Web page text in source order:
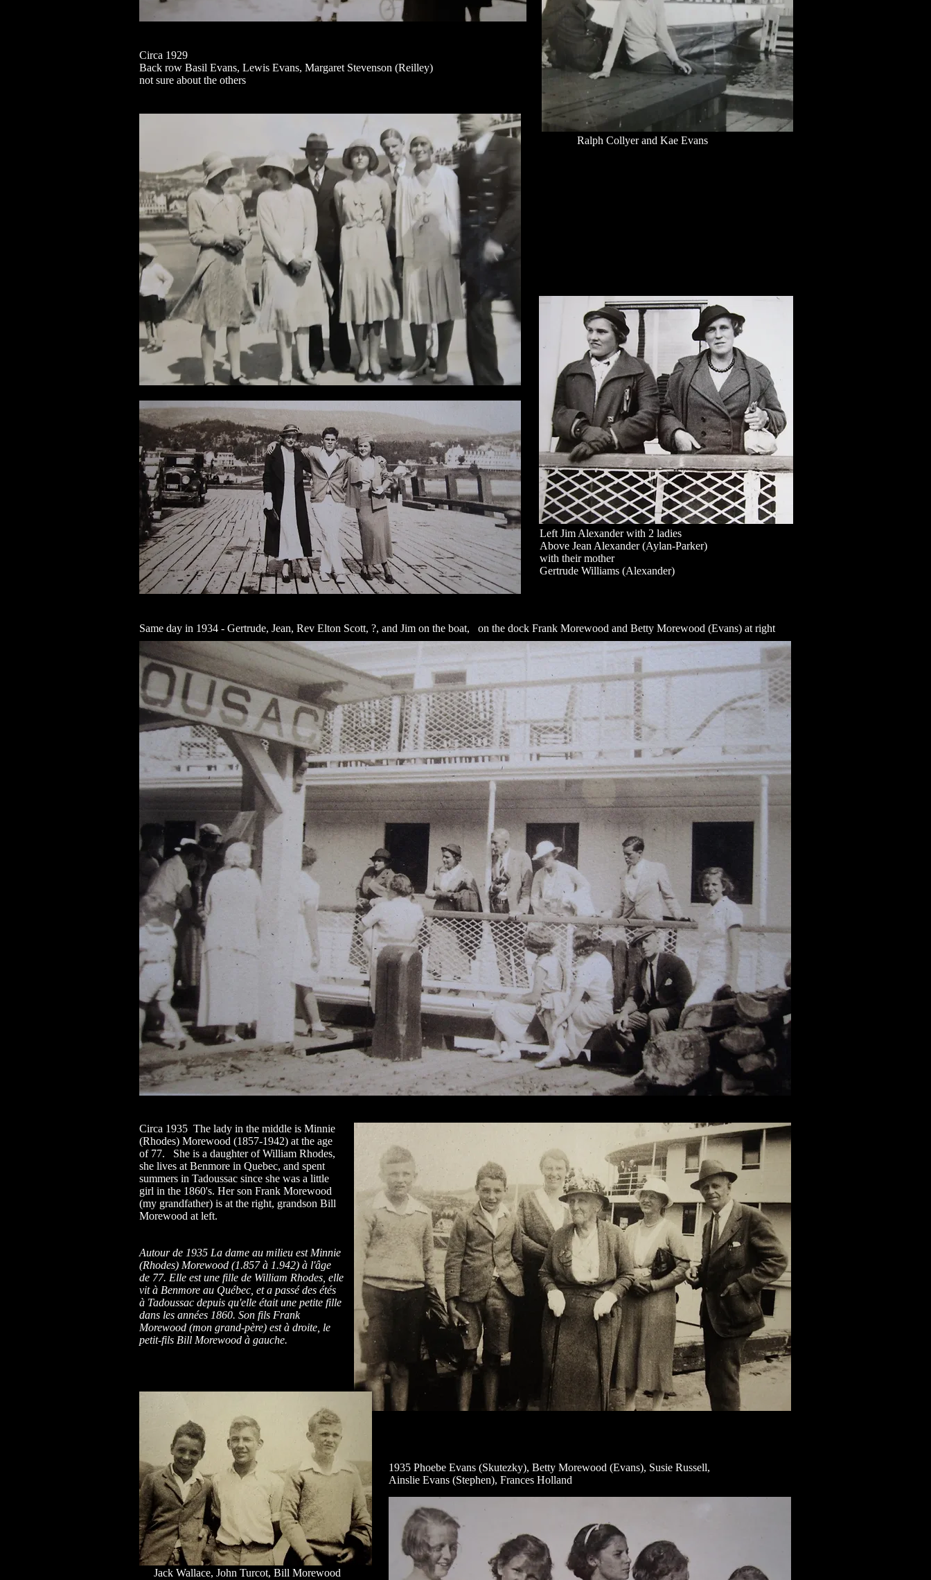
Circa 1929
Back row Basil Evans, Lewis Evans, Margaret Stevenson (Reilley)
not sure about the others
Ralph Collyer and Kae Evans
Left Jim Alexander with 2 ladies
Above Jean Alexander (Aylan-Parker)
with their mother
Gertrude Williams (Alexander)
Same day in 1934 - Gertrude, Jean, Rev Elton Scott, ?, and Jim on the boat, on the dock Frank Morewood and Betty Morewood (Evans) at right
Circa 1935 The lady in the middle is Minnie
(Rhodes) Morewood (1857-1942) at the age
of 77. She is a daughter of William Rhodes,
she lives at Benmore in Quebec, and spent
summers in Tadoussac since she was a little
girl in the 1860's. Her son Frank Morewood
(my grandfather) is at the right, grandson Bill
Morewood at left.
Autour de 1935 La dame au milieu est Minnie
(Rhodes) Morewood (1.857 à 1.942) à l'âge
de 77. Elle est une fille de William Rhodes, elle
vit à Benmore au Québec, et a passé des étés
à Tadoussac depuis qu'elle était une petite fille
dans les années 1860. Son fils Frank
Morewood (mon grand-père) est à droite, le
petit-fils Bill Morewood à gauche.
Jack Wallace, John Turcot, Bill Morewood
1935 Phoebe Evans (Skutezky), Betty Morewood (Evans), Susie Russell,
Ainslie Evans (Stephen), Frances Holland